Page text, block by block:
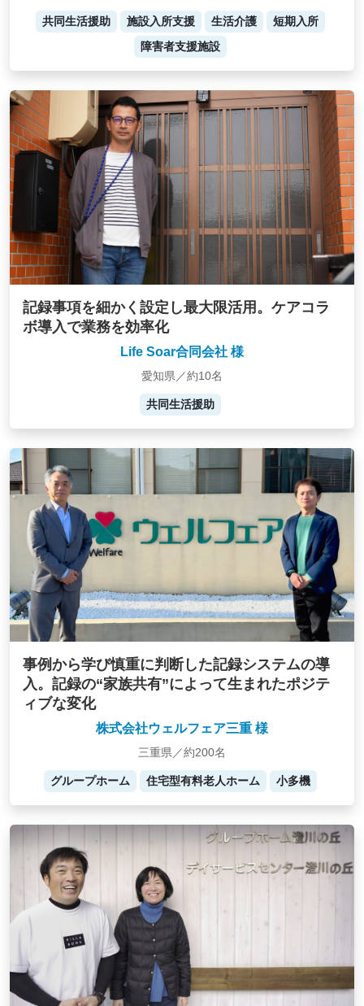
共同生活援助 施設入所支援 生活介護
短期入所
障害者支援施設
記録事項を細かく設定し最大限活用。ケアコラ
ボ導入で業務を効率化
Life Soar合同会社 様
愛知県／約10名
共同生活援助
事例から学び慎重に判断した記録システムの導
入。記録の“家族共有”によって生まれたポジテ
ィブな変化
株式会社ウェルフェア三重 様
三重県／約200名
グループホーム 住宅型有料老人ホーム 小多機